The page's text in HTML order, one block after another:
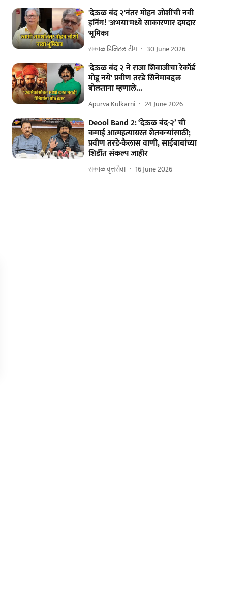
'देऊळ बंद २'नंतर मोहन जोशींची नवी
इनिंग! 'अभया'मध्ये साकारणार दमदार
भूमिका
सकाळ डिजिटल टीम 30 June 2026
'देऊळ बंद २ ने राजा शिवाजीचा रेकॉर्ड
मोडू नये' प्रवीण तरडे सिनेमाबद्दल
बोलताना म्हणाले...
Apurva Kulkarni 24 June 2026
Deool Band 2: ‘देऊळ बंद-२’ ची
कमाई आत्महत्याग्रस्त शेतकऱ्यांसाठी;
प्रवीण तरडे-कैलास वाणी, साईबाबांच्या
शिर्डीत संकल्प जाहीर
सकाळ वृत्तसेवा 16 June 2026